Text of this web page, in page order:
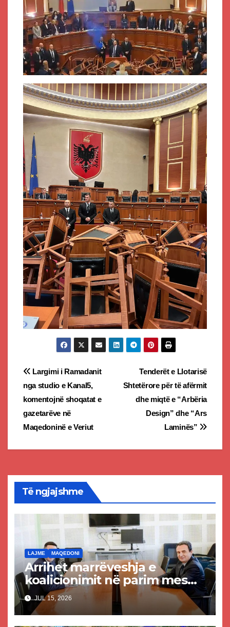
Post
navigation
Tenderët e Llotarisë
Shtetërore për të afërmit
dhe miqtë e “Arbëria
Design” dhe “Ars
Laminës”
Largimi i Ramadanit
nga studio e Kanal5,
komentojnë shoqatat e
gazetarëve në
Maqedoninë e Veriut
Të ngjajshme
LAJME MAQEDONI
Arrihet marrëveshja e
koalicionimit në parim mes
Kurtit dhe Abdixhikut
JUL 15, 2026